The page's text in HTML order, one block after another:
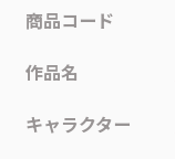
商品コード
作品名
キャラクター